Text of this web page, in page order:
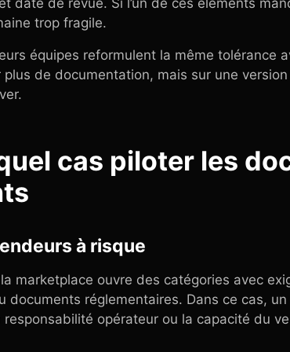
date de revue. Si l’un de ces éléments
trop fragile.
équipes reformulent la même tolérance
de documentation, mais sur une
cas piloter les
à risque
marketplace ouvre des catégories avec
documents réglementaires. Dans ce cas,
opérateur ou la capacité du